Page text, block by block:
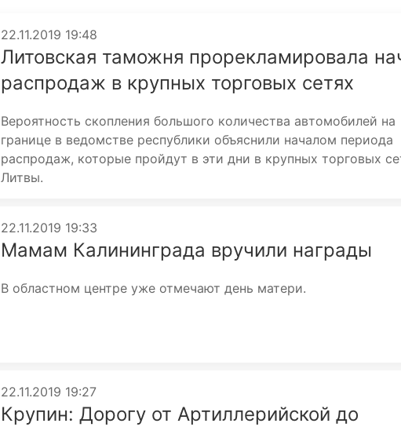
22.11.2019 19:48
Литовская таможня прорекламировала
распродаж в крупных торговых сетях
Вероятность скопления большого количества автомобилей на
границе в ведомстве республики объяснили началом периода
распродаж, которые пройдут в эти дни в крупных торговых
Литвы.
22.11.2019 19:33
Мамам Калининграда вручили награды
В областном центре уже отмечают день матери.
22.11.2019 19:27
Крупин: Дорогу от Артиллерийской до